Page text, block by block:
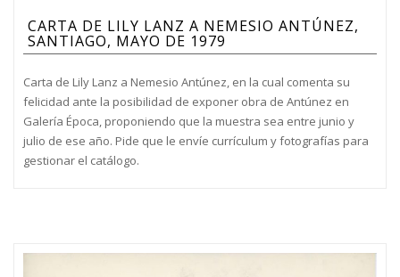
CARTA DE LILY LANZ A NEMESIO ANTÚNEZ,
SANTIAGO, MAYO DE 1979
Carta de Lily Lanz a Nemesio Antúnez, en la cual comenta su
felicidad ante la posibilidad de exponer obra de Antúnez en
Galería Época, proponiendo que la muestra sea entre junio y
julio de ese año. Pide que le envíe currículum y fotografías para
gestionar el catálogo.